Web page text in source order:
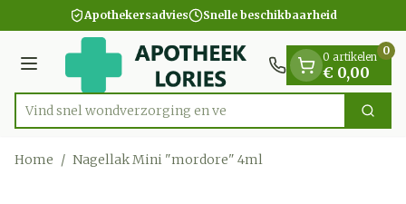
Ga naar de inhoudApothekersadvies Snelle beschikbaarheid
Menu
Product, merk, categorie...
Vind snel wondverzorging Zoek
0 artikelen
€ 0,00
0
Home / Nagellak Mini "mordore" 4ml